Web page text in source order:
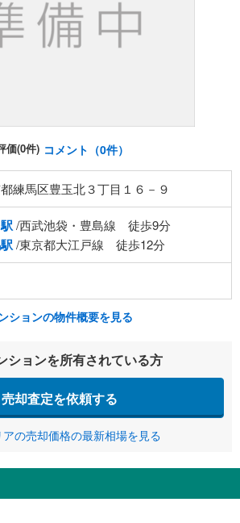
価(0件) コメント（0件）
練馬区豊玉北３丁目１６－９
/西武池袋・豊島線 徒歩9分
/東京都大江戸線 徒歩12分
ションの物件概要を見る
ションを所有されている方
売却査定を依頼する
アの売却価格の最新相場を見る